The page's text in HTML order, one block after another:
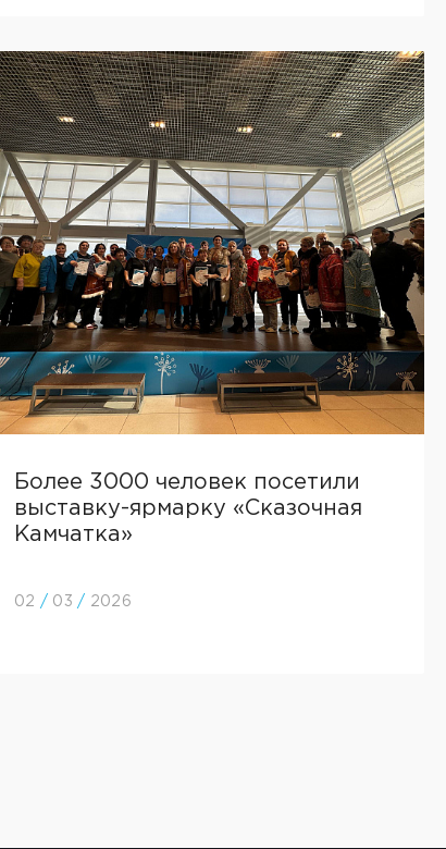
Более 3000 человек посетили
выставку-ярмарку «Сказочная
Камчатка»
02 / 03 / 2026